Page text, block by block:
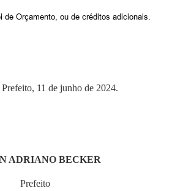
de Orçamento, ou de créditos adicionais.
11 de junho de 2024.
ADRIANO BECKER
Prefeito